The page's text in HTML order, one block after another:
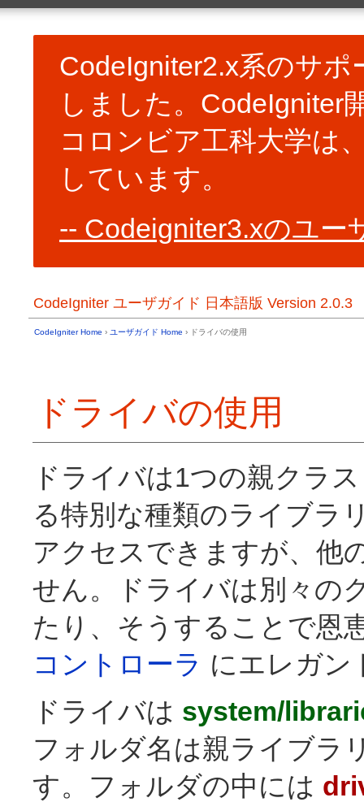
目次
サーバ必要条件
ライセンス契約書 (原文と参考訳)
変更履歴
インストール
CodeIgniter のダウンロード
インストール方法
イントロダクション
CodeIgniter の簡単な紹介
サポートしている機能
アプリケーションフローチャート
Model-View-Controller
一般的なトピック
CodeIgniter の URL
予約語一覧
ビュー
モデル
ヘルパー関数
CodeIgniter ライブラリの使用
ユーザライブラリの作成
CodeIgniter ドライバの使用
リソースの自動読み込み
共通関数
エラー処理
アプリケーションのプロファ
CLI からの実行
アプリケーションの管理
ドキュメントを書く
その他の情報源
コミュニティフォーラム (英語)
コミュニティ Wiki (英語)
CodeIgniter2.x系のサ
しました。CodeIgniter
コロンビア工科大学は
しています。
Codeigniter3.xのユー
CodeIgniter ユーザガイド 日本語版 Version 2.0.3
CodeIgniter Home › ユーザガイド Home › ドライバの使用
ドライバの使用
ドライバは1つの親クラ
る特別な種類のライブラ
アクセスできますが、他
せん。ドライバは別々の
たり、そうすることで恩
コントローラ にエレガン
ドライバは system/
フォルダ名は親ライブラ
す。フォルダの中には